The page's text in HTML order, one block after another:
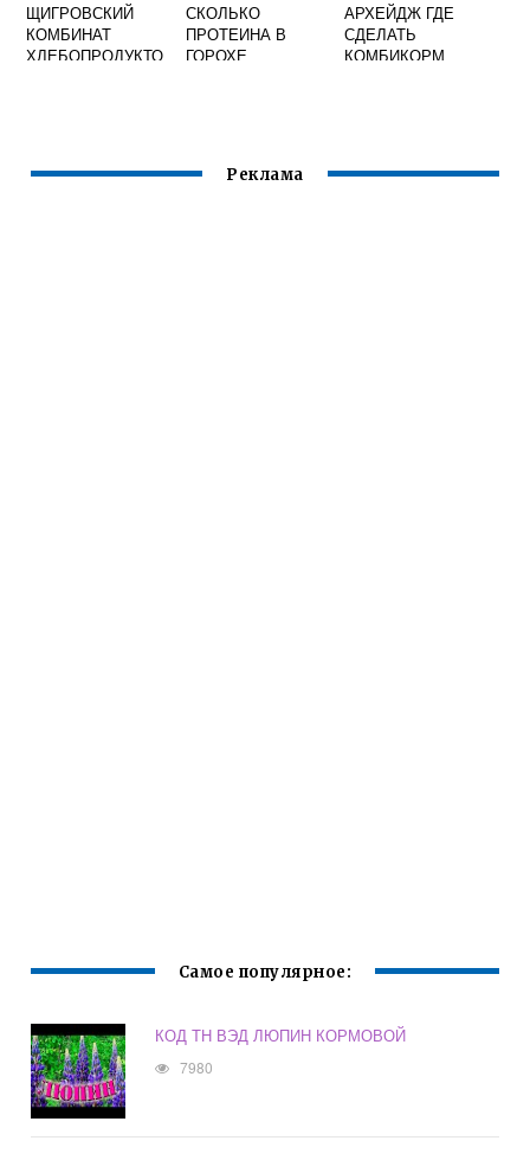
ЩИГРОВСКИЙ
КОМБИНАТ
ХЛЕБОПРОДУКТО
СКОЛЬКО
ПРОТЕИНА В
ГОРОХЕ
АРХЕЙДЖ ГДЕ
СДЕЛАТЬ
КОМБИКОРМ
Реклама
Самое популярное:
КОД ТН ВЭД ЛЮПИН КОРМОВОЙ
7980